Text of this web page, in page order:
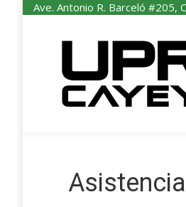
Ave. Antonio R. Barceló #205,